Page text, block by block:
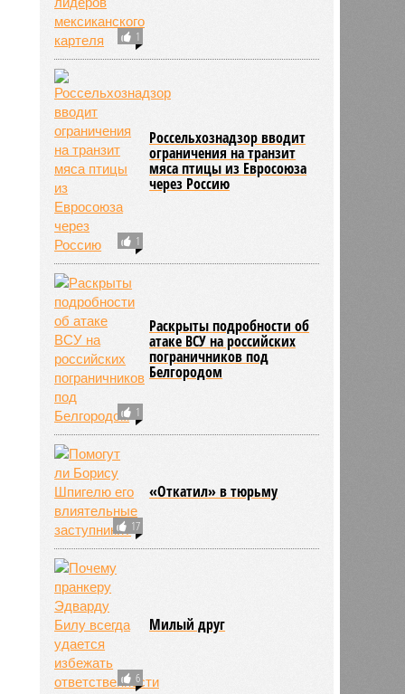
1
1
Россельхознадзор вводит
ограничения на транзит
мяса птицы из Евросоюза
через Россию
1
Раскрыты подробности об
атаке ВСУ на российских
пограничников под
Белгородом
17
«Откатил» в тюрьму
6
Милый друг